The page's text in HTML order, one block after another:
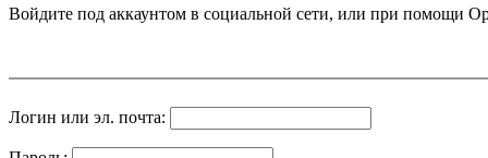
Войдите под аккаунтом в социальной сети, или при помощи
Логин или эл. почта: